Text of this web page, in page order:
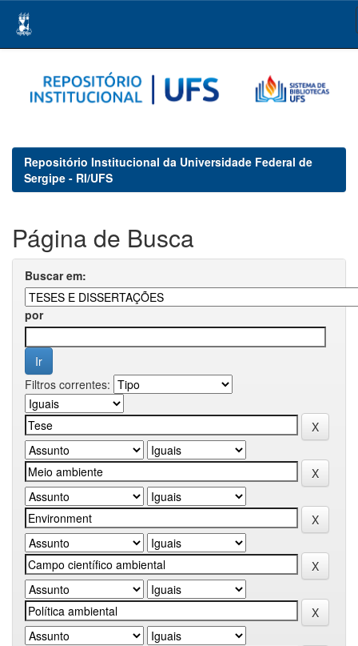
navigation
Repositório Institucional da Universidade Federal de
Sergipe - RI/UFS
Página de Busca
Buscar em:
por
Filtros correntes: